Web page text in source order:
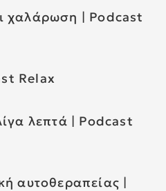
χαλάρωση | Podcast
Relax
λεπτά | Podcast
αυτοθεραπείας |